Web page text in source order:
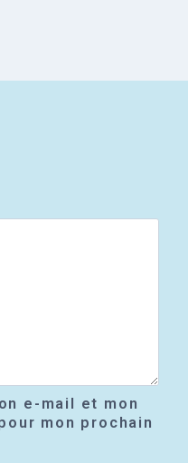
e-mail et mon
mon prochain